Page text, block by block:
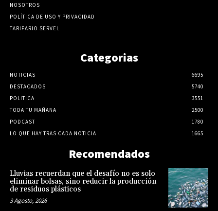
NOSOTROS
POLÍTICA DE USO Y PRIVACIDAD
TARIFARIO SERVEL
Categorias
NOTICIAS
6695
DESTACADOS
5740
POLITICA
3551
TODA TU MAÑANA
2500
PODCAST
1780
LO QUE HAY TRAS CADA NOTICIA
1665
Recomendados
Lluvias recuerdan que el desafío no es solo
eliminar bolsas, sino reducir la producción
de residuos plásticos
3 Agosto, 2026